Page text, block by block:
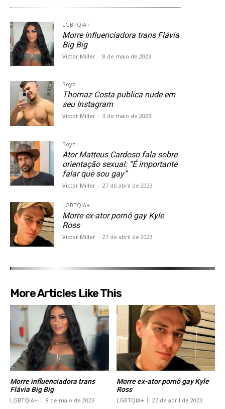
LGBTQIA+
Morre influenciadora trans Flávia
Big Big
Victor Miller - 8 de maio de 2023
Boyz
Thomaz Costa publica nude em
seu Instagram
Victor Miller - 3 de maio de 2023
Boyz
Ator Matteus Cardoso fala sobre
orientação sexual: “É importante
falar que sou gay”
Victor Miller - 27 de abril de 2023
LGBTQIA+
Morre ex-ator pornô gay Kyle
Ross
Victor Miller - 27 de abril de 2023
More Articles Like This
Morre influenciadora trans
Flávia Big Big
LGBTQIA+ 8 de maio de 2023
Morre ex-ator pornô gay Kyle
Ross
LGBTQIA+ 27 de abril de 2023